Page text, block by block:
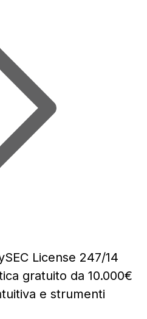
License 247/14
gratuito da 10.000€
e strumenti